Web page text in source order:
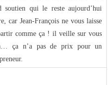
soutien qui le reste aujourd’hui
car Jean-François ne vous laisse
comme ça ! il veille sur vous
ça n’a pas de prix pour un